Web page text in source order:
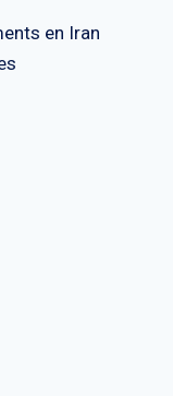
en Iran